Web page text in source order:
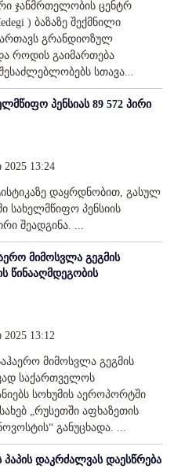
ჯანმრთელობის ცენტრ
) ბაზაზე შექმნილი
გრანდიოზულ
როდის გაიმართება
სთავა...
პენსიას 89 572 პირი
13:24
დაყრდნობით, გასულ
სახელმწიფო პენსიის
შეადგინა. ...
მიმოსვლა გეგმის
წინააღმდეგობის
13:12
მიმოსვლა გეგმის
საქართველოს
სოხუმის აეროპორტში
„რუსეთში აფხაზეთის
განუცხადა. ...
დაკრძალვას დაესწრება